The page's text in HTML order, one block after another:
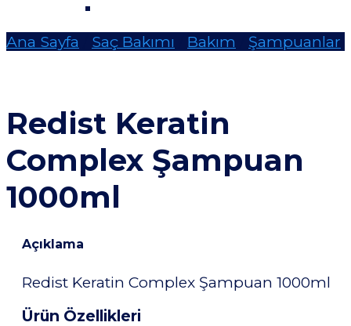
Ana Sayfa Saç Bakımı Bakım Şampuanlar
Redist Keratin
Complex Şampuan
1000ml
Açıklama
Redist Keratin Complex Şampuan 1000ml
Ürün Özellikleri